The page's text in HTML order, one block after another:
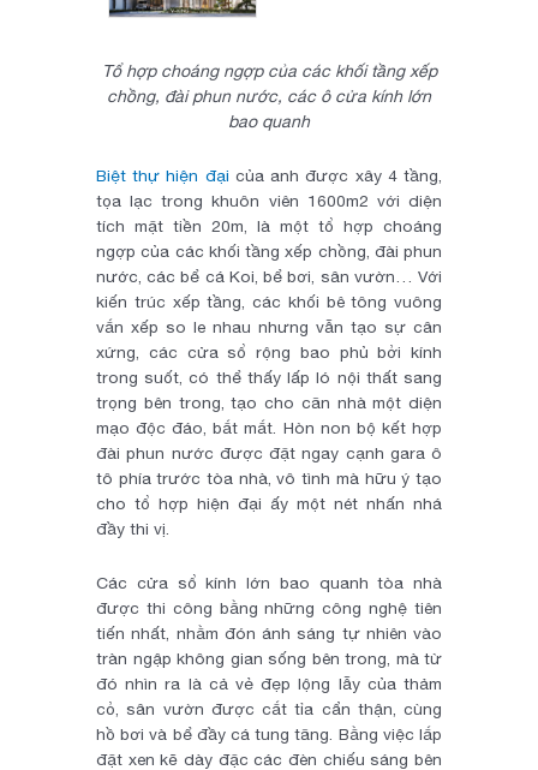
Tổ hợp choáng ngợp của các khối tầng xếp
chồng, đài phun nước, các ô cửa kính lớn
bao quanh
Biệt thự hiện đại của anh được xây 4 tầng,
tọa lạc trong khuôn viên 1600m2 với diện
tích mặt tiền 20m, là một tổ hợp choáng
ngợp của các khối tầng xếp chồng, đài phun
nước, các bể cá Koi, bể bơi, sân vườn… Với
kiến trúc xếp tầng, các khối bê tông vuông
vắn xếp so le nhau nhưng vẫn tạo sự cân
xứng, các cửa sổ rộng bao phủ bởi kính
trong suốt, có thể thấy lấp ló nội thất sang
trọng bên trong, tạo cho căn nhà một diện
mạo độc đáo, bắt mắt. Hòn non bộ kết hợp
đài phun nước được đặt ngay cạnh gara ô
tô phía trước tòa nhà, vô tình mà hữu ý tạo
cho tổ hợp hiện đại ấy một nét nhấn nhá
đầy thi vị.
Các cửa sổ kính lớn bao quanh tòa nhà
được thi công bằng những công nghệ tiên
tiến nhất, nhằm đón ánh sáng tự nhiên vào
tràn ngập không gian sống bên trong, mà từ
đó nhìn ra là cả vẻ đẹp lộng lẫy của thảm
cỏ, sân vườn được cắt tỉa cẩn thận, cùng
hồ bơi và bể đầy cá tung tăng. Bằng việc lắp
đặt xen kẽ dày đặc các đèn chiếu sáng bên